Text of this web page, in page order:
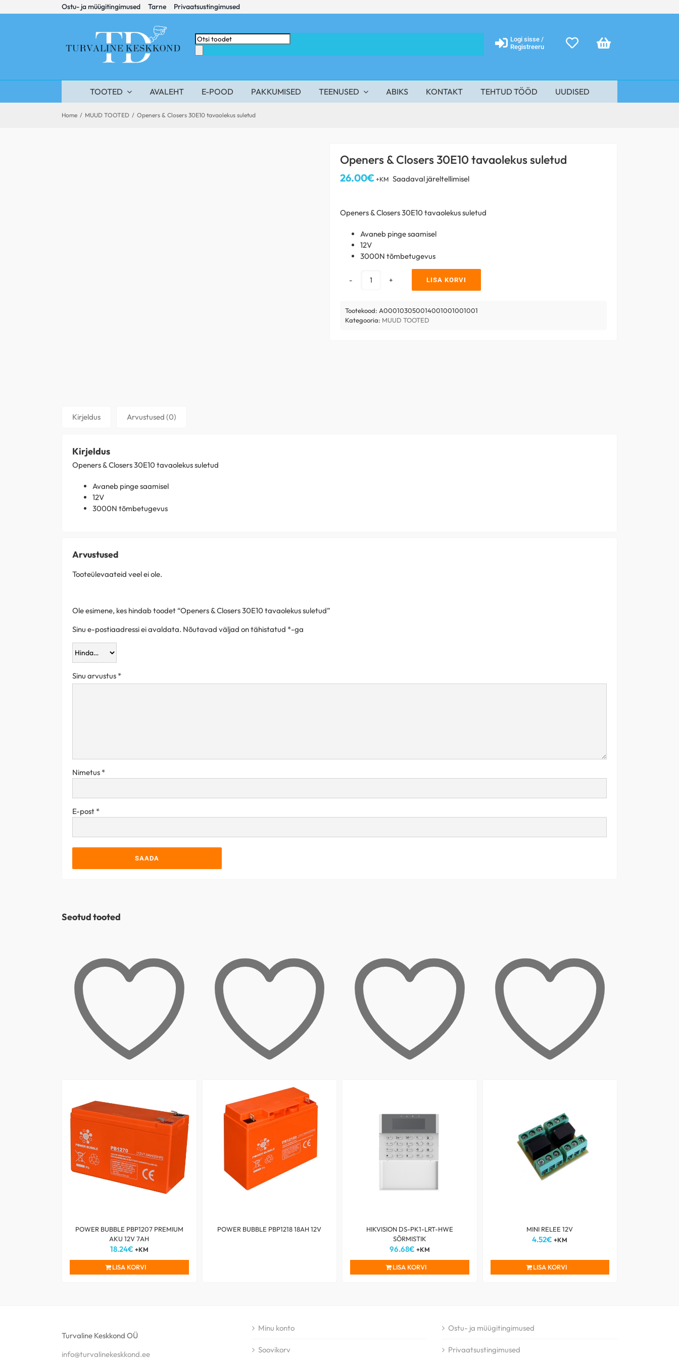
to
Ostu- ja müügitingimused Tarne Privaatsustingimused
Products
search
Logi sisse /
Registreeru
TOOTED AVALEHT E-POOD PAKKUMISED TEENUSED ABIKS KONTAKT TEHTUD TÖÖD UUDISED
Home / MUUD TOOTED / Openers & Closers 30E10 tavaolekus suletud
Openers & Closers 30E10 tavaolekus suletud
26.00€+KM Saadaval järeltellimisel
Openers & Closers 30E10 tavaolekus suletud
Avaneb pinge saamisel
12V
3000N tõmbetugevus
Openers
Closers
30E10
LISA KORVI
Tootekood: A000103050014001001001001
Kategooria: MUUD TOOTED
Kirjeldus Arvustused (0)
Kirjeldus
Openers & Closers 30E10 tavaolekus suletud
Avaneb pinge saamisel
12V
3000N tõmbetugevus
Arvustused
Tooteülevaateid veel ei ole.
Ole esimene, kes hindab toodet “Openers & Closers 30E10 tavaolekus suletud”
Sinu e-postiaadressi ei avaldata. Nõutavad väljad on tähistatud *-ga
Sinu arvustus *
Nimetus *
E-post *
Seotud tooted
POWER BUBBLE PBP1207 PREMIUM
AKU 12V 7AH
18.24€ +KM
LISA KORVI
POWER BUBBLE PBP1218 18AH 12V
HIKVISION DS-PK1-LRT-HWE
SÕRMISTIK
96.68€ +KM
LISA KORVI
MINI RELEE 12V
4.52€ +KM
LISA KORVI
Turvaline Keskkond OÜ
info@turvalinekeskkond.ee
Minu konto
Soovikorv
Ostu- ja müügitingimused
Privaatsustingimused